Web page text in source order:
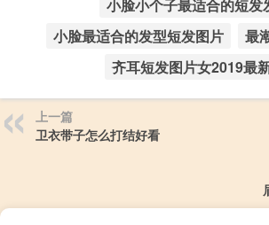
小脸小个子最适合的短发
小脸最适合的发型短发图片
最
齐耳短发图片女2019最
上一篇
卫衣带子怎么打结好看